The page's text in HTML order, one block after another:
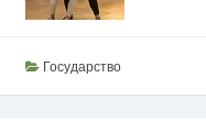
Государство